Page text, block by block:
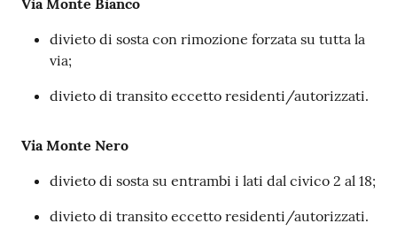
divieto di sosta con rimozione forzata su tutta la
via;
divieto di transito eccetto residenti/autorizzati.
Via Monte Nero
divieto di sosta su entrambi i lati dal civico 2 al 18;
divieto di transito eccetto residenti/autorizzati.